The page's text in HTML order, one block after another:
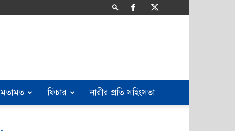
মতামত ফিচার নারীর প্রতি সহিংসতা